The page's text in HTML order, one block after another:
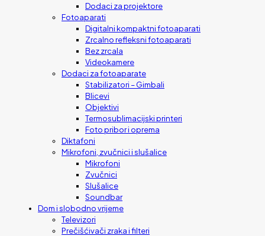
Dodaci za projektore
Fotoaparati
Digitalni kompaktni fotoaparati
Zrcalno refleksni fotoaparati
Bez zrcala
Videokamere
Dodaci za fotoaparate
Stabilizatori – Gimbali
Blicevi
Objektivi
Termosublimacijski printeri
Foto pribor i oprema
Diktafoni
Mikrofoni, zvučnici i slušalice
Mikrofoni
Zvučnici
Slušalice
Soundbar
Dom i slobodno vrijeme
Televizori
Prečišćivači zraka i filteri